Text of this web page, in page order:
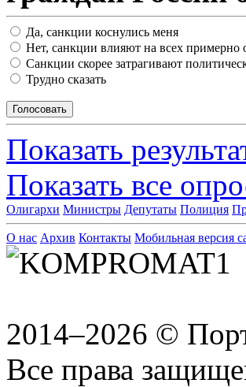
Да, санкции коснулись меня
Нет, санкции влияют на всех примерно
Санкции скорее затрагивают
Трудно сказать
Показать
Показать все
Олигархи Министры Депутаты Полиция
О нас Архив Контакты Мобильная версия
2014–2026 ©
Все права